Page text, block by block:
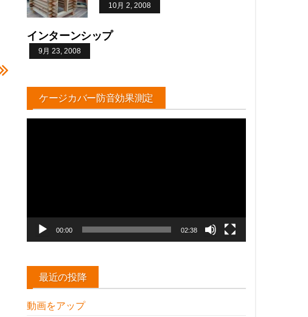
10月 2, 2008
インターンシップ
9月 23, 2008
ケージカバー防音効果測定
00:00 02:38
最近の投降
動画をアップ